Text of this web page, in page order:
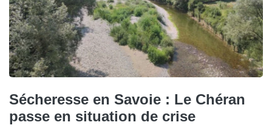
Sécheresse en Savoie : Le Chéran
passe en situation de crise